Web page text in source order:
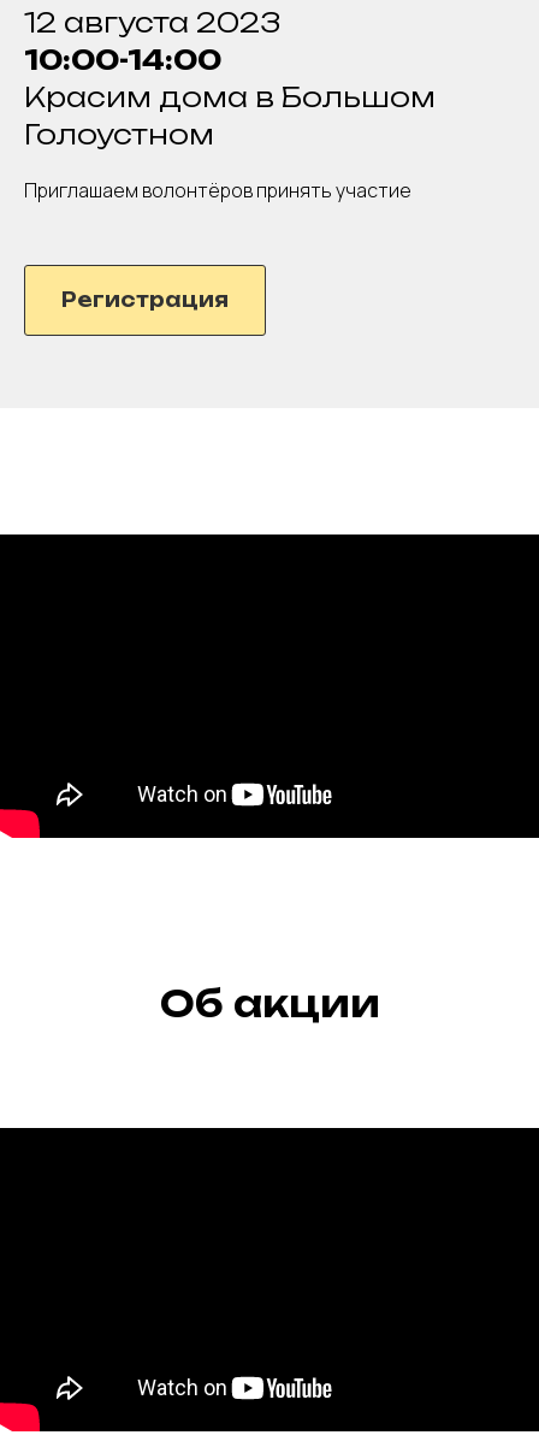
12 августа 2023
10:00-14:00
Красим дома в Большом
Голоустном
Приглашаем волонтёров принять участие
Регистрация
Об акции